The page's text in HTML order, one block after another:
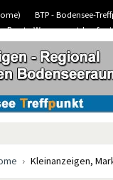
BTP - Bodensee-
- Boote-Wassersport-
BTP -
Kleinanzeigen,